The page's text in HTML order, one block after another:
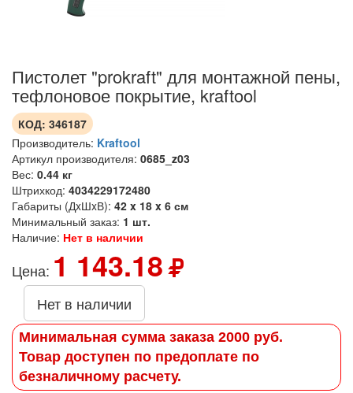
Пистолет "prokraft" для монтажной пены,
тефлоновое покрытие, kraftool
КОД: 346187
Производитель: Kraftool
Артикул производителя: 0685_z03
Вес: 0.44 кг
Штрихкод: 4034229172480
Габариты (ДxШxВ): 42 x 18 x 6 см
Минимальный заказ: 1 шт.
Наличие: Нет в наличии
Цена: 1 143.18
Нет в наличии
Минимальная сумма заказа 2000 руб.
Товар доступен по предоплате по
безналичному расчету.